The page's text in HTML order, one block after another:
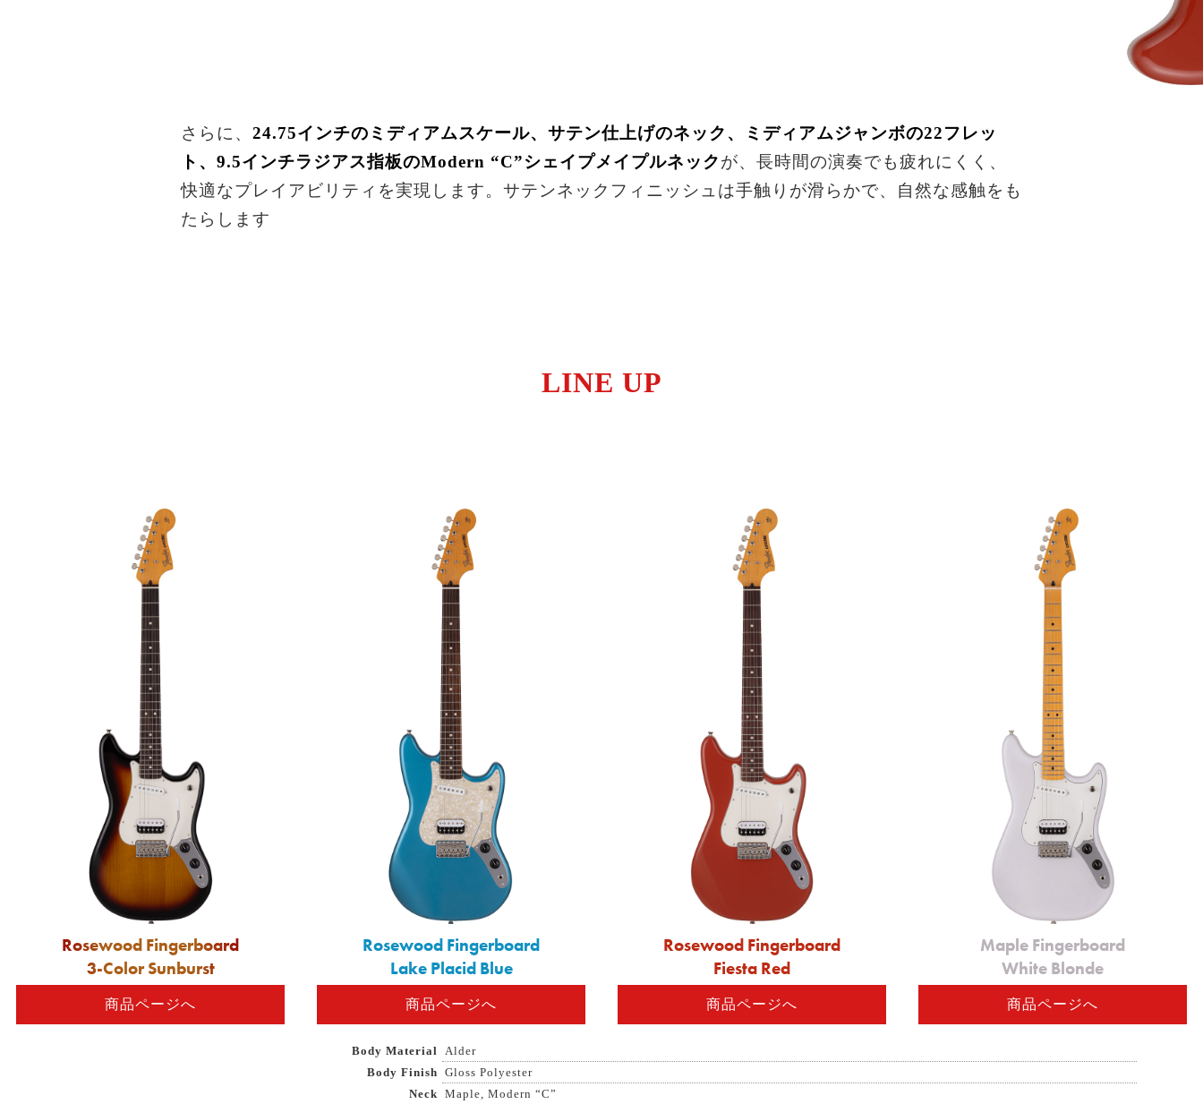
さらに、 24.75インチのミディアムスケール、サテン仕上げのネック、ミディアムジャンボの22フレッ
ト、9.5インチラジアス指板のModern “C”シェイプメイプルネックが、長時間の演奏でも疲れにくく、
快適なプレイアビリティを実現します。サテンネックフィニッシュは手触りが滑らかで、自然な感触をも
たらします
LINE UP
Rosewood Fingerboard
3-Color Sunburst
商品ページへ
Rosewood Fingerboard
Lake Placid Blue
商品ページへ
Rosewood Fingerboard
Fiesta Red
商品ページへ
Maple Fingerboard
White Blonde
商品ページへ
Body Material
Alder
Body Finish
Gloss Polyester
Neck
Maple, Modern “C”